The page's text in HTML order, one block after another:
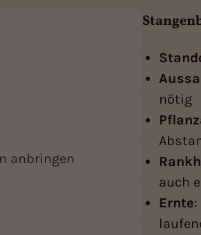
anbringen
nötig
auch
Ernte